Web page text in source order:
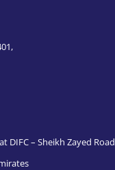
DIFC – Sheikh Zayed Road